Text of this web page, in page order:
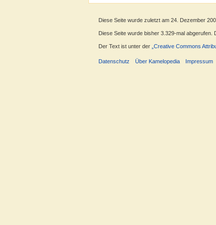
Diese Seite wurde zuletzt am 24. Dezember
Diese Seite wurde bisher 3.329-mal abgerufen.
Der Text ist unter der „Creative Commons
Datenschutz Über Kamelopedia Impressum